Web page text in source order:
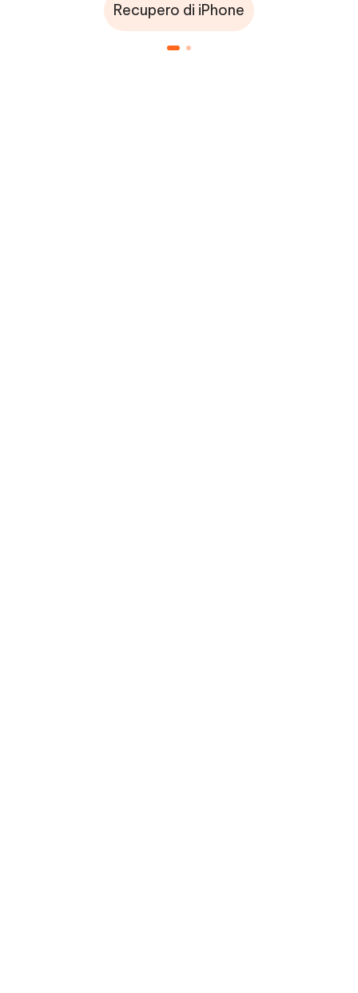
Recupero di iPhone